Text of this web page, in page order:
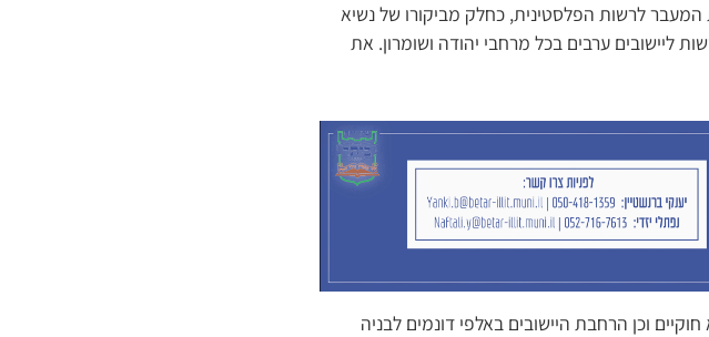
לרשות הפלסטינית, כחלק מביקורו של נשיא
– יאושרו 6 תכניות מתאר חדשות ליישובים ערבים בכל מרחבי יהודה ושומרון. את
וכן הרחבת היישובים באלפי דונמים לבניה